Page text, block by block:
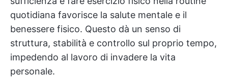
quotidiana favorisce la salute mentale e il
benessere fisico. Questo dà un senso di
struttura, stabilità e controllo sul proprio tempo,
impedendo al lavoro di invadere la vita
personale.